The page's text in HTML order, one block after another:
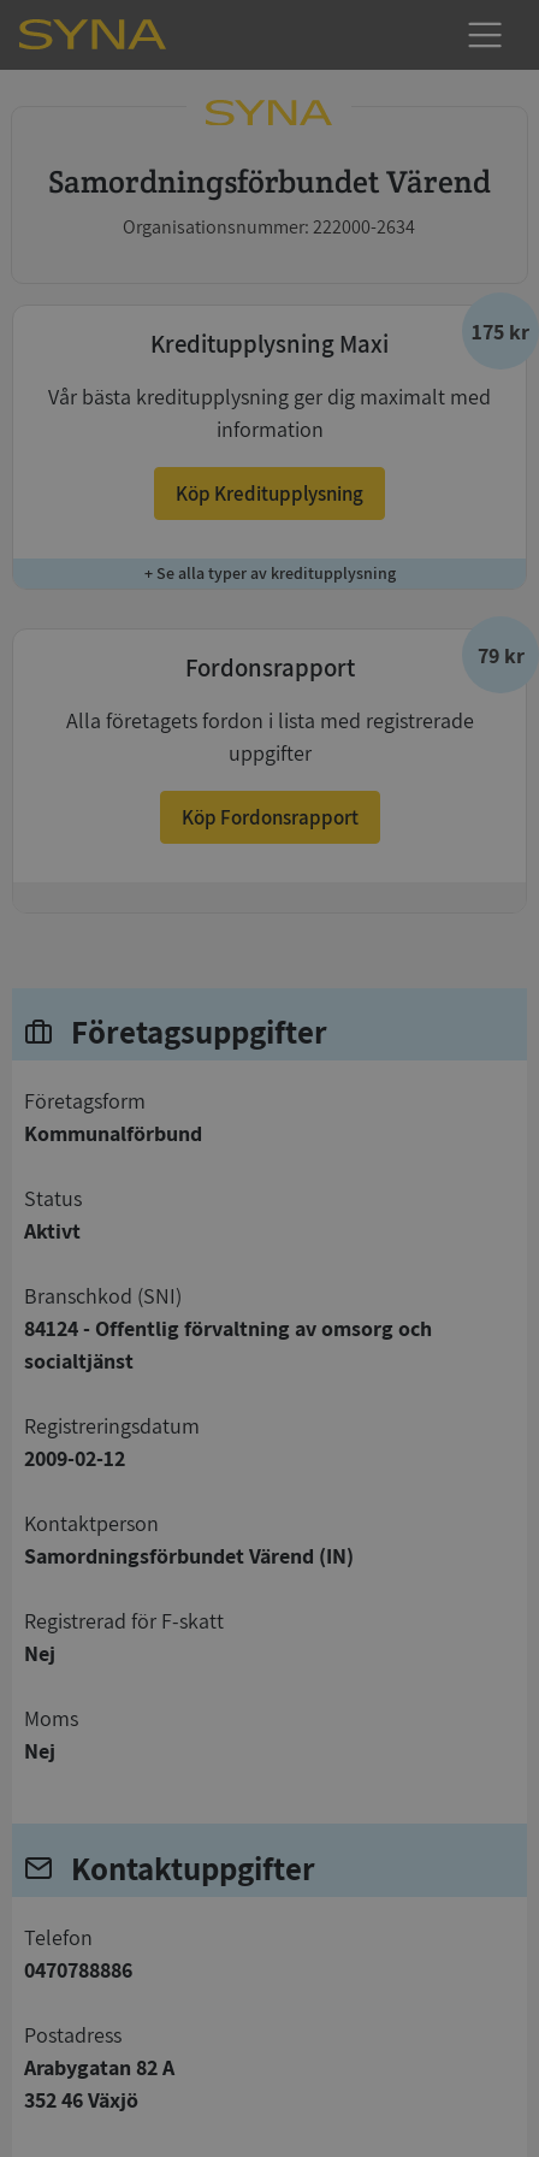
Samordningsförbundet Värend
Organisationsnummer: 222000-2634
175 kr
Kreditupplysning Maxi
Vår bästa kreditupplysning ger dig maximalt med
information
Köp Kreditupplysning
+ Se alla typer av kreditupplysning
79 kr
Fordonsrapport
Alla företagets fordon i lista med registrerade
uppgifter
Köp Fordonsrapport
Företagsuppgifter
företagsform
Kommunalförbund
status
Aktivt
branschkod (SNI)
84124 - Offentlig förvaltning av omsorg och
socialtjänst
registreringsdatum
2009-02-12
Kontaktperson
Samordningsförbundet Värend (IN)
registrerad för F-skatt
Nej
Moms
Nej
Kontaktuppgifter
telefon
0470788886
Postadress
Arabygatan 82 A
352 46 Växjö